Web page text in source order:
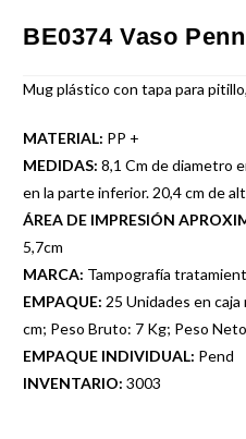
BE0374 Vaso
Mug plástico con tapa para
MATERIAL: PP +
MEDIDAS: 8,1 Cm de diametro
en la parte inferior. 20,4 cm de
ÁREA DE IMPRESIÓN
5,7cm
MARCA: Tampografía
EMPAQUE: 25 Unidades en
cm; Peso Bruto: 7 Kg; Peso
EMPAQUE INDIVIDUAL: Pend
INVENTARIO: 3003